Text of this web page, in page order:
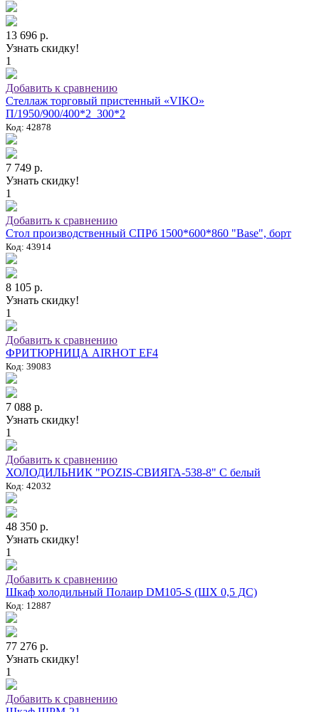
13 696 р.
Узнать скидку!
1
Добавить к сравнению
Стеллаж торговый пристенный «VIKO»
П/1950/900/400*2_300*2
Код: 42878
7 749 р.
Узнать скидку!
1
Добавить к сравнению
Стол производственный СПРб 1500*600*860 "Base", борт
Код: 43914
8 105 р.
Узнать скидку!
1
Добавить к сравнению
ФРИТЮРНИЦА AIRHOT EF4
Код: 39083
7 088 р.
Узнать скидку!
1
Добавить к сравнению
ХОЛОДИЛЬНИК "POZIS-СВИЯГА-538-8" C белый
Код: 42032
48 350 р.
Узнать скидку!
1
Добавить к сравнению
Шкаф холодильный Полаир DM105-S (ШХ 0,5 ДС)
Код: 12887
77 276 р.
Узнать скидку!
1
Добавить к сравнению